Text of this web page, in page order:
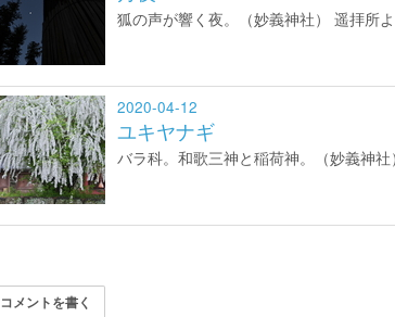
狐の声が響く夜。（妙義神社） 遥拝所
2020-04-12
ユキヤナギ
バラ科。和歌三神と稲荷神。（妙義神社）
コメントを書く